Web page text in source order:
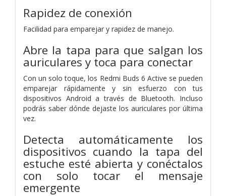
Rapidez de conexión
Facilidad para emparejar y rapidez de manejo.
Abre la tapa para que salgan los
auriculares y toca para conectar
Con un solo toque, los Redmi Buds 6 Active se pueden
emparejar rápidamente y sin esfuerzo con tus
dispositivos Android a través de Bluetooth. Incluso
podrás saber dónde dejaste los auriculares por última
vez.
Detecta automáticamente los
dispositivos cuando la tapa del
estuche esté abierta y conéctalos
con solo tocar el mensaje
emergente